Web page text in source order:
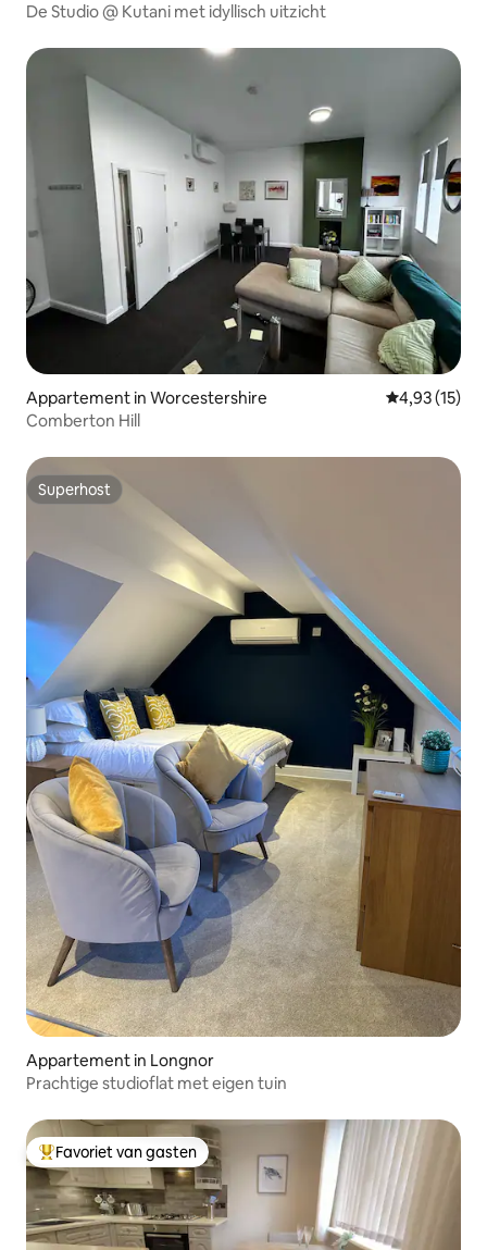
De Studio @ Kutani met idyllisch uitzicht
Appartement in Worcestershire Gemiddelde
4,93 (15)
Comberton Hill
Superhost
Superhost
Appartement in Longnor
Prachtige studioflat met eigen tuin
Topfavoriet van gasten
Favoriet van gasten